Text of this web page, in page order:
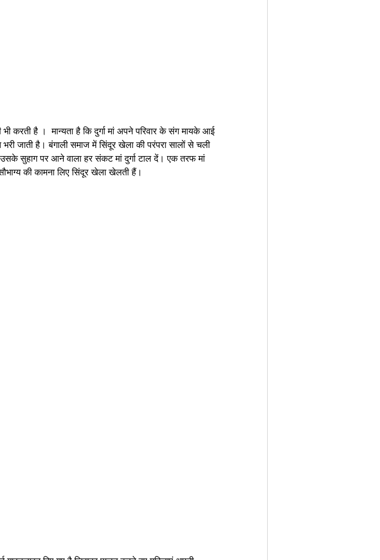
करती है ।  मान्यता है कि दुर्गा मां अपने परिवार के संग मायके आई
जाती है। बंगाली समाज में सिंदूर खेला की परंपरा सालों से चली
सुहाग पर आने वाला हर संकट मां दुर्गा टाल दें। एक तरफ मां
की कामना लिए सिंदूर खेला खेलती हैं।